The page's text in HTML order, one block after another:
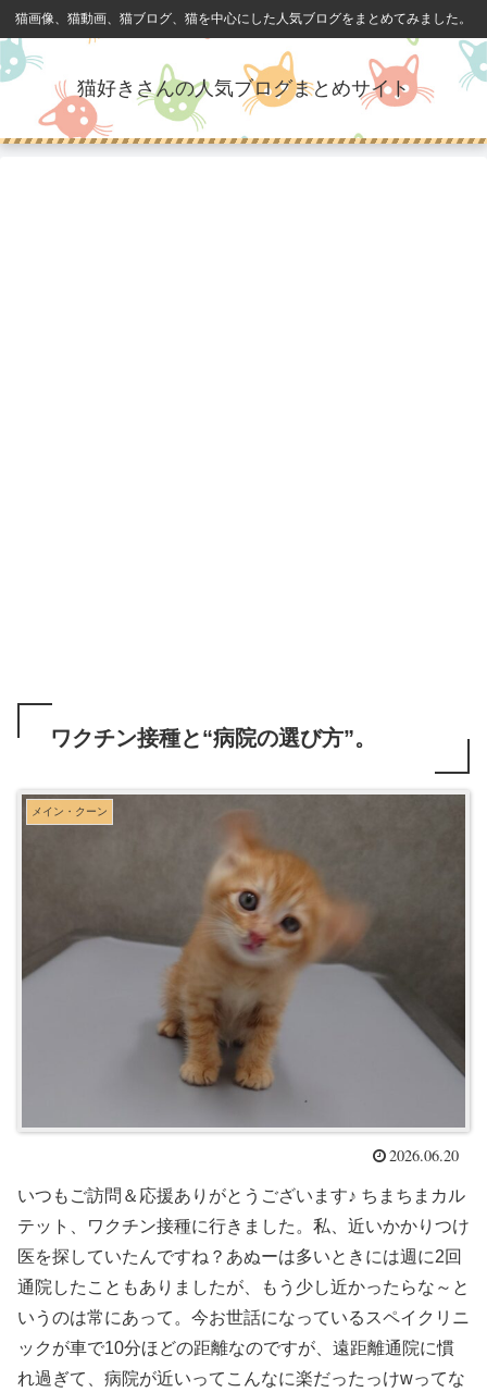
猫画像、猫動画、猫ブログ、猫を中心にした人気ブログをまとめてみました。
猫好きさんの人気ブログまとめサイト
ワクチン接種と“病院の選び方”。
メイン・クーン
2026.06.20
いつもご訪問＆応援ありがとうございます♪ ちまちまカル
テット、ワクチン接種に行きました。私、近いかかりつけ
医を探していたんですね？あぬーは多いときには週に2回
通院したこともありましたが、もう少し近かったらな～と
いうのは常にあって。今お世話になっているスペイクリニ
ックが車で10分ほどの距離なのですが、遠距離通院に慣
れ過ぎて、病院が近いってこんなに楽だったっけwってな